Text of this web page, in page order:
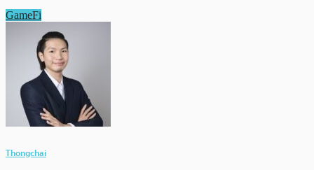
GameFi
Thongchai